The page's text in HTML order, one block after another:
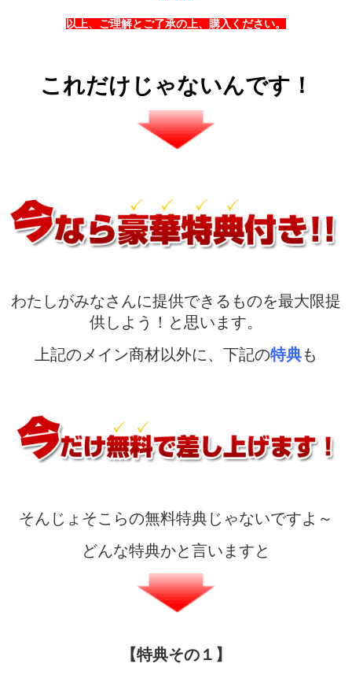
以上、ご理解とご了承の上、購入ください。
これだけじゃないんです！
わたしがみなさんに提供できるものを最大限提
供しよう！と思います。
上記のメイン商材以外に、 下記の特典も
そんじょそこらの無料特典じゃないですよ～
どんな特典かと言いますと
【特典その１】